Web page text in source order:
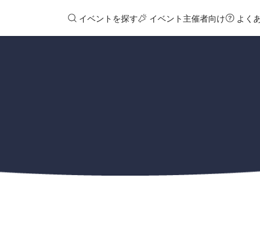
イベントを探す イベント主催者向け よく